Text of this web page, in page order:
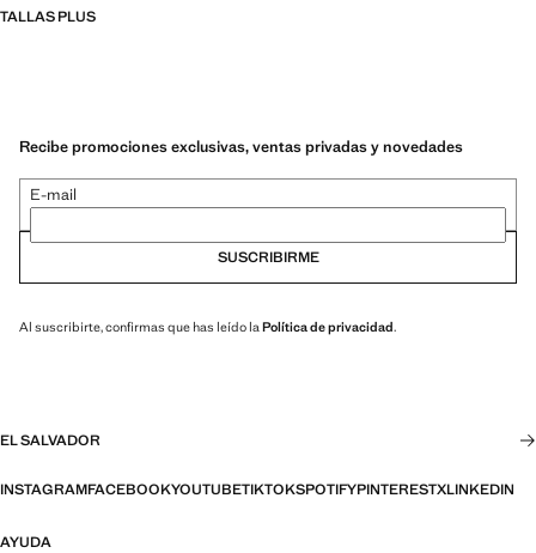
TALLAS PLUS
Recibe promociones exclusivas, ventas privadas y novedades
E-mail
SUSCRIBIRME
Al suscribirte, confirmas que has leído la Política de privacidad.
EL SALVADOR
INSTAGRAMFACEBOOKYOUTUBETIKTOKSPOTIFYPINTERESTXLINKEDIN
AYUDA